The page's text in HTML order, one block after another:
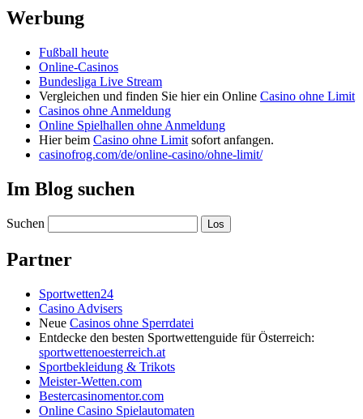
Werbung
Fußball heute
Online-Casinos
Bundesliga Live Stream
Vergleichen und finden Sie hier ein Online Casino ohne Limit
Casinos ohne Anmeldung
Online Spielhallen ohne Anmeldung
Hier beim Casino ohne Limit sofort anfangen.
casinofrog.com/de/online-casino/ohne-limit/
Im Blog suchen
Suchen
Partner
Sportwetten24
Casino Advisers
Neue Casinos ohne Sperrdatei
Entdecke den besten Sportwettenguide für Österreich:
sportwettenoesterreich.at
Sportbekleidung & Trikots
Meister-Wetten.com
Bestercasinomentor.com
Online Casino Spielautomaten